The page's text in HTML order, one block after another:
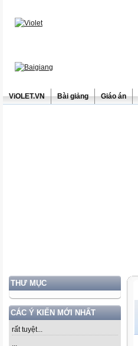
ViOLET.VN Bài giảng Giáo án
THƯ MỤC
CÁC Ý KIẾN MỚI NHẤT
rất tuyệt...
...